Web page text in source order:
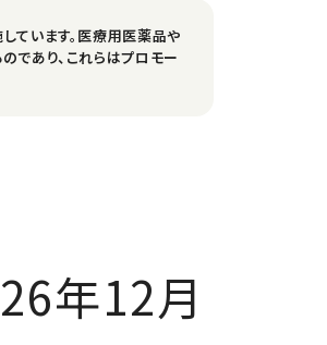
ています。医療用医薬品や
であり、これらはプロモー
年12月